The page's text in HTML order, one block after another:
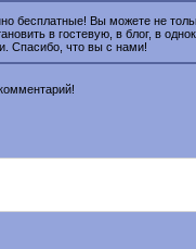
бесплатные! Вы можете не
в гостевую, в блог, в
Спасибо, что вы с нами!